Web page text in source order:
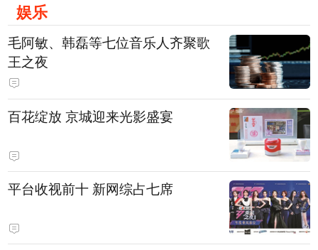
娱乐
毛阿敏、韩磊等七位音乐人齐聚歌
王之夜
百花绽放 京城迎来光影盛宴
平台收视前十 新网综占七席